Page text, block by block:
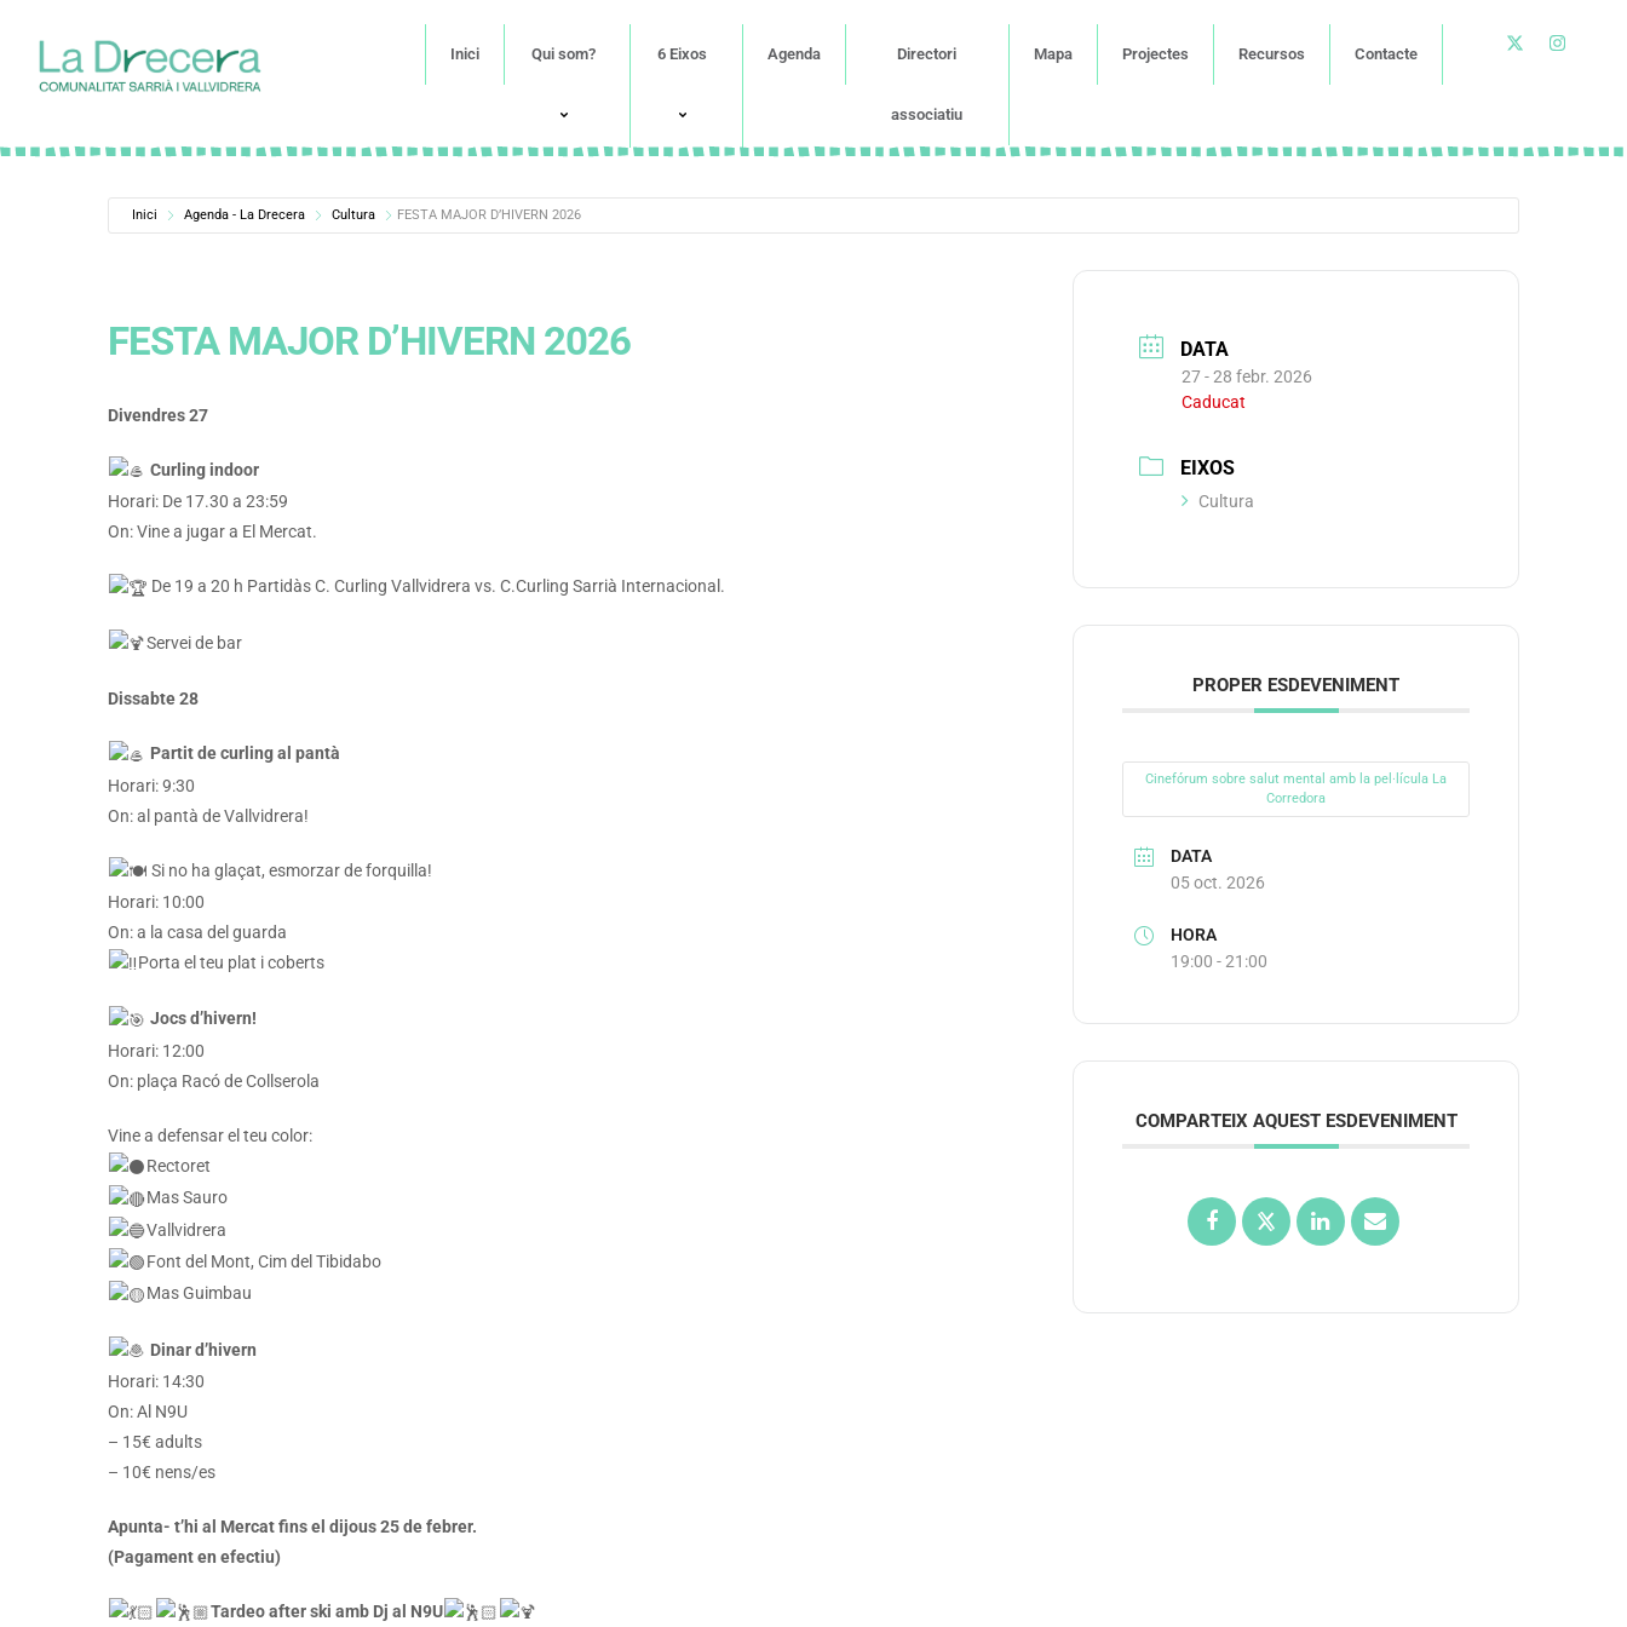
Inici Qui som? 6 Eixos Agenda Directori
associatiu
Mapa Projectes Recursos Contacte
Inici Agenda - La Drecera Cultura FESTA MAJOR D’HIVERN 2026
FESTA MAJOR D’HIVERN 2026
Divendres 27
Curling indoor
Horari: De 17.30 a 23:59
On: Vine a jugar a El Mercat.
De 19 a 20 h Partidàs C. Curling Vallvidrera vs. C.Curling Sarrià Internacional.
Servei de bar
Dissabte 28
Partit de curling al pantà
Horari: 9:30
On: al pantà de Vallvidrera!
Si no ha glaçat, esmorzar de forquilla!
Horari: 10:00
On: a la casa del guarda
Porta el teu plat i coberts
Jocs d’hivern!
Horari: 12:00
On: plaça Racó de Collserola
Vine a defensar el teu color:
Rectoret
Mas Sauro
Vallvidrera
Font del Mont, Cim del Tibidabo
Mas Guimbau
Dinar d’hivern
Horari: 14:30
On: Al N9U
– 15€ adults
– 10€ nens/es
Apunta- t’hi al Mercat fins el dijous 25 de febrer.
(Pagament en efectiu)
Tardeo after ski amb Dj al N9U
DATA
27 - 28 febr. 2026
Caducat
EIXOS
Cultura
PROPER ESDEVENIMENT
Cinefórum sobre salut mental amb la pel·lícula La
Corredora
DATA
05 oct. 2026
HORA
19:00 - 21:00
COMPARTEIX AQUEST ESDEVENIMENT